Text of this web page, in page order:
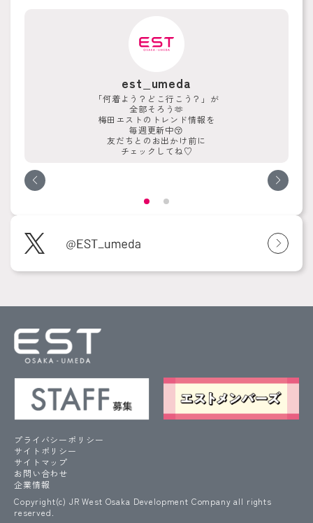
est_umeda
「何着よう？どこ行こう？」が
全部そろう🫶
梅田エストのトレンド情報を
毎週更新中😚
友だちとのお出かけ前に
チェックしてね♡
プライバシーポリシー
サイトポリシー
サイトマップ
お問い合わせ
企業情報
Copyright(c) JR West Osaka Development Company all rights
reserved.